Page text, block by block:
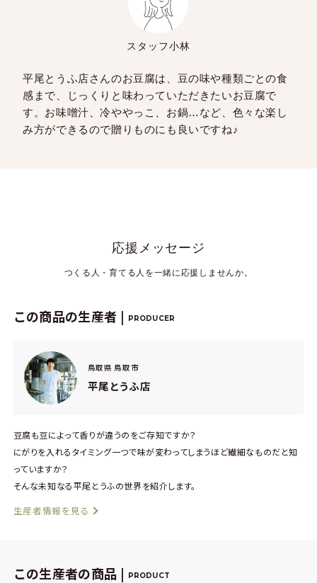
スタッフ小林
平尾とうふ店さんのお豆腐は、豆の味や種類ごとの食
感まで、じっくりと味わっていただきたいお豆腐で
す。お味噌汁、冷ややっこ、お鍋…など、色々な楽し
み方ができるので贈りものにも良いですね♪
応援メッセージ
つくる人・育てる人を一緒に応援しませんか。
この商品の生産者 | PRODUCER
鳥取県 鳥取市
平尾とうふ店
豆腐も豆によって香りが違うのをご存知ですか？
にがりを入れるタイミング一つで味が変わってしまうほど繊細なものだと知
っていますか？
そんな未知なる平尾とうふの世界を紹介します。
生産者情報を見る
この生産者の商品 | PRODUCT